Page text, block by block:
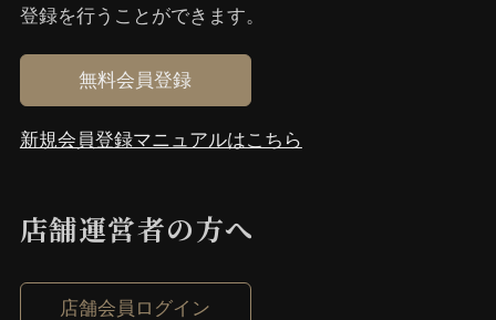
登録を⾏うことができます。
無料会員登録
新規会員登録マニュアルはこちら
店舗運営者の⽅へ
店舗会員ログイン